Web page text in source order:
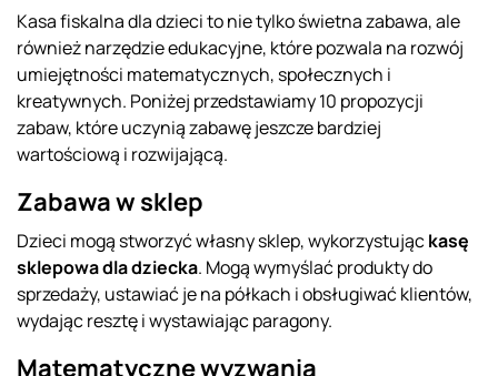
Kasa fiskalna dla dzieci to nie tylko świetna zabawa, ale
również narzędzie edukacyjne, które pozwala na rozwój
umiejętności matematycznych, społecznych i
kreatywnych. Poniżej przedstawiamy 10 propozycji
zabaw, które uczynią zabawę jeszcze bardziej
wartościową i rozwijającą.
Zabawa w sklep
Dzieci mogą stworzyć własny sklep, wykorzystująckasę
sklepowa dla dziecka. Mogą wymyślać produkty do
sprzedaży, ustawiać je na półkach i obsługiwać klientów,
wydając resztę i wystawiając paragony.
Matematyczne wyzwania